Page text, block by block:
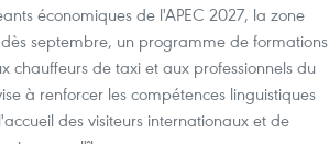
économiques de l'APEC 2027, la zone
septembre, un programme de formations
chauffeurs de taxi et aux professionnels du
à renforcer les compétences linguistiques
des visiteurs internationaux et de